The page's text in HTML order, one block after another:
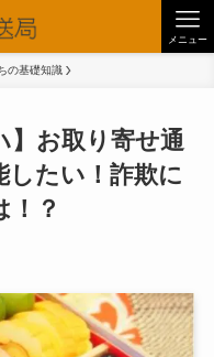
メニュー
の基礎知識
】お取り寄せ通
したい！詐欺に
！？